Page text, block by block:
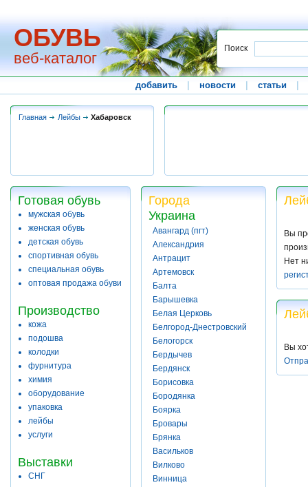
ОБУВЬ
веб-каталог
Поиск
добавить новости статьи
Главная Лейбы Хабаровск
Готовая обувь
мужская обувь
женская обувь
детская обувь
спортивная обувь
специальная обувь
оптовая продажа обуви
Производство
кожа
подошва
колодки
фурнитура
химия
оборудование
упаковка
лейбы
услуги
Выставки
СНГ
Города
Украина
Авангард (пгт)
Александрия
Антрацит
Артемовск
Балта
Барышевка
Белая Церковь
Белгород-Днестровский
Белогорск
Бердычев
Бердянск
Борисовка
Бородянка
Боярка
Бровары
Брянка
Васильков
Вилково
Винница
Вы
Нет
Вы